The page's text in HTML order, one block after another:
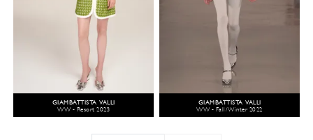
GIAMBATTISTA VALLI
WW - Resort 2023
GIAMBATTISTA VALLI
WW - Fall/Winter 2022